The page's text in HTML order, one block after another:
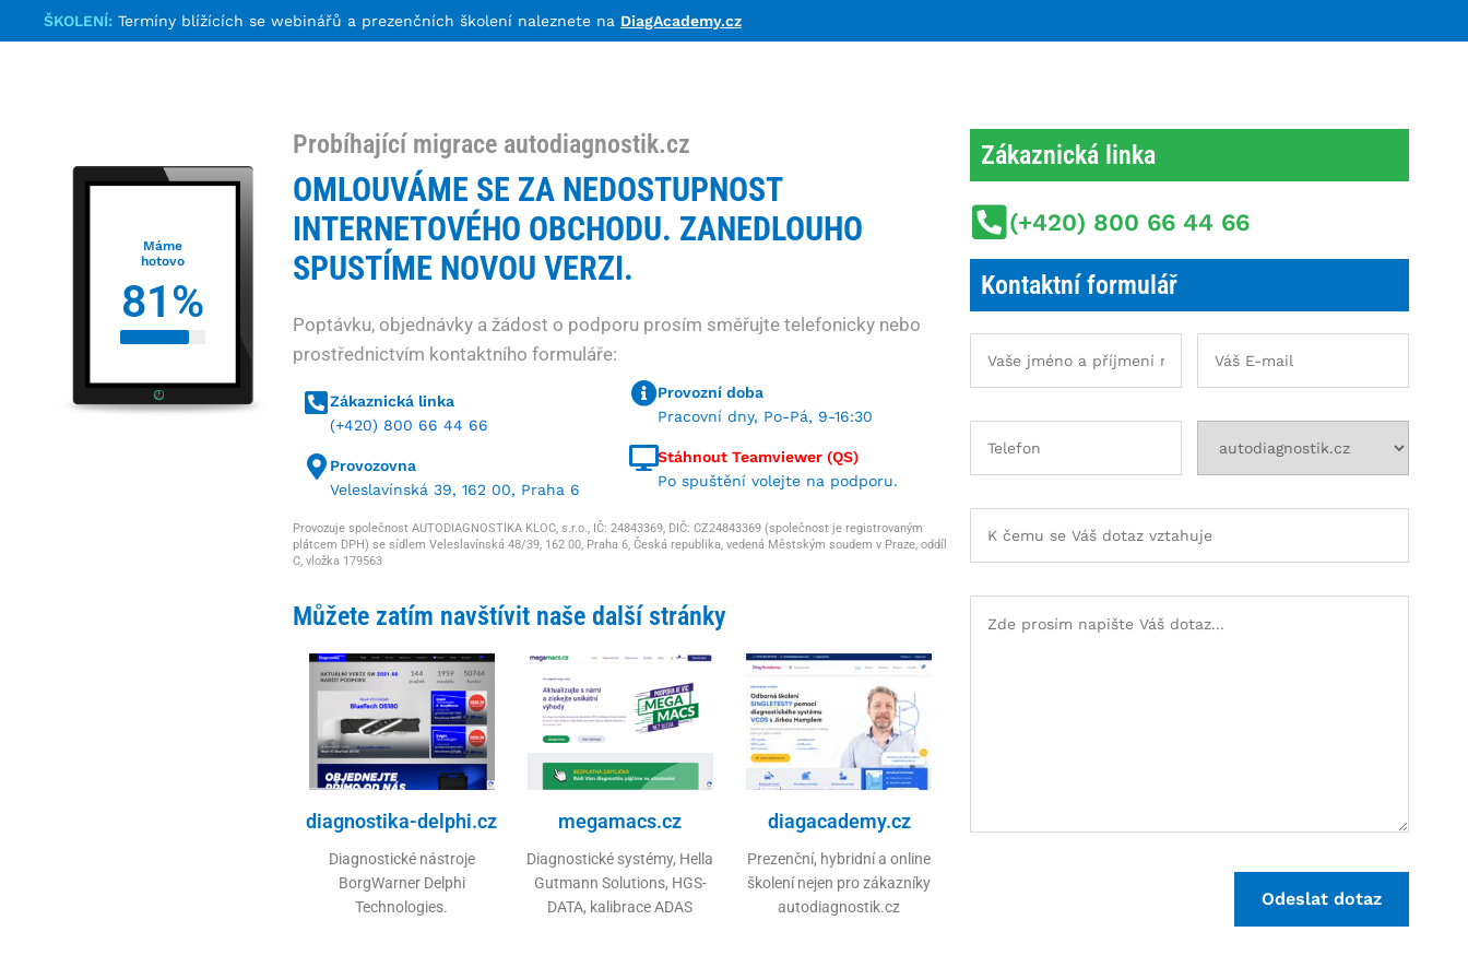
ŠKOLENÍ: Termíny blížících se webinářů a prezenčních školení naleznete na DiagAcademy.cz
Máme
hotovo
81%
Probíhající migrace autodiagnostik.cz
OMLOUVÁME SE ZA NEDOSTUPNOST
INTERNETOVÉHO OBCHODU. ZANEDLOUHO
SPUSTÍME NOVOU VERZI.
Poptávku, objednávky a žádost o podporu prosím směřujte telefonicky nebo
prostřednictvím kontaktního formuláře:
Zákaznická linka
(+420) 800 66 44 66
Provozovna
Veleslavínská 39, 162 00, Praha 6
Provozní doba
Pracovní dny, Po-Pá, 9-16:30
Stáhnout Teamviewer (QS)
Po spuštění volejte na podporu.
Provozuje společnost AUTODIAGNOSTIKA KLOC, s.r.o., IČ: 24843369, DIČ: CZ24843369 (společnost je registrovaným
plátcem DPH) se sídlem Veleslavínská 48/39, 162 00, Praha 6, Česká republika, vedená Městským soudem v Praze, oddíl
C, vložka 179563
Můžete zatím navštívit naše další stránky
diagnostika-delphi.cz
Diagnostické nástroje
BorgWarner Delphi
Technologies.
megamacs.cz
Diagnostické systémy, Hella
Gutmann Solutions, HGS-
DATA, kalibrace ADAS
diagacademy.cz
Prezenční, hybridní a online
školení nejen pro zákazníky
autodiagnostik.cz
Zákaznická linka
(+420) 800 66 44 66
Kontaktní formulář